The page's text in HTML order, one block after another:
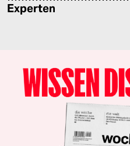
Experten